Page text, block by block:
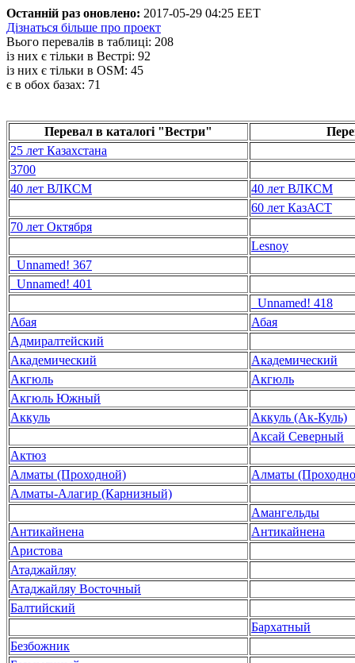
Останній раз оновлено: 2017-05-29 04:25 EET
Дізнаться більше про проект
Вього перевалів в таблиці: 208
із них є тільки в Вестрі: 92
із них є тільки в OSM: 45
є в обох базах: 71
Перевал в каталогі "Вестри"
25 лет Казахстана
3700
40 лет ВЛКСМ
40 лет ВЛКСМ
60 лет КазАСТ
70 лет Октября
Lesnoy
_Unnamed! 367
_Unnamed! 401
_Unnamed! 418
Абая
Абая
Адмиралтейский
Академический
Академический
Акгюль
Акгюль
Акгюль Южный
Аккуль
Аккуль (Ак-Куль)
Аксай Северный
Актюз
Алматы (Проходной)
Алматы
Алматы-Алагир (Карнизный)
Амангельды
Антикайнена
Антикайнена
Аристова
Атаджайляу
Атаджайляу Восточный
Балтийский
Бархатный
Безбожник